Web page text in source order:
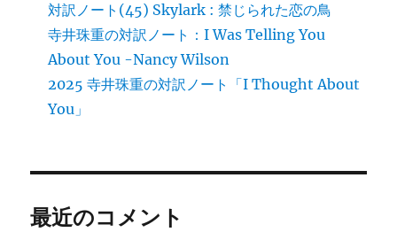
対訳ノート(45) Skylark : 禁じられた恋の鳥
寺井珠重の対訳ノート：I Was Telling You
About You -Nancy Wilson
2025 寺井珠重の対訳ノート「I Thought About
You」
最近のコメント